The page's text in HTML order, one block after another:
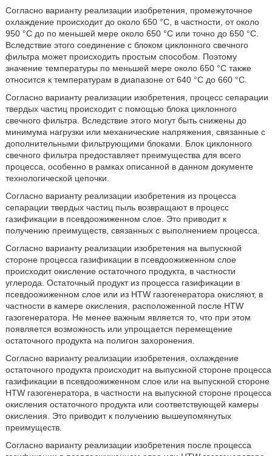
Согласно варианту реализации изобретения, промежуточное
охлаждение происходит до около 650 °C, в частности, от около
950 °С до по меньшей мере около 650 °С или точно до 650 °С.
Вследствие этого соединение с блоком циклонного свечного
фильтра может происходить простым способом. Поэтому
значение температуры по меньшей мере около 650 °С также
относится к температурам в диапазоне от 640 °С до 660 °С.
Согласно варианту реализации изобретения, процесс сепарации
твердых частиц происходит с помощью блока циклонного
свечного фильтра. Вследствие этого могут быть снижены до
минимума нагрузки или механические напряжения, связанные с
дополнительными фильтрующими блоками. Блок циклонного
свечного фильтра предоставляет преимущества для всего
процесса, особенно в рамках описанной в данном документе
технологической цепочки.
Согласно варианту реализации изобретения из процесса
сепарации твердых частиц пыль возвращают в процесс
газификации в псевдоожиженном слое. Это приводит к
получению преимуществ, связанных с выполнением процесса.
Согласно варианту реализации изобретения на выпускной
стороне процесса газификации в псевдоожиженном слое
происходит окисление остаточного продукта, в частности
углерода. Остаточный продукт из процесса газификации в
псевдоожиженном слое или из HTW газогенератора окисляют, в
частности в камере окисления, расположенной после HTW
газогенератора. Не менее важным является то, что при этом
появляется возможность или упрощается перемещение
остаточного продукта на полигон захоронения.
Согласно варианту реализации изобретения, охлаждение
остаточного продукта происходит на выпускной стороне процесса
газификации в псевдоожиженном слое или на выпускной стороне
HTW газогенератора, в частности на выпускной стороне процесса
окисления остаточного продукта или соответствующей камеры
окисления. Это приводит к получению вышеупомянутых
преимуществ.
Согласно варианту реализации изобретения после процесса